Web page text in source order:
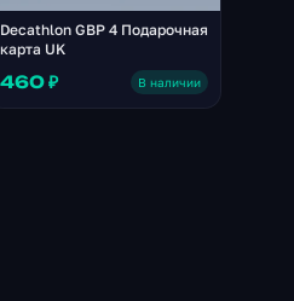
Decathlon GBP 4 Подарочная
карта UK
460 ₽ В наличии